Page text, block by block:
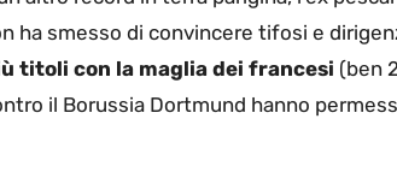
ha smesso di convincere tifosi e
titoli con la maglia dei francesi (ben
il Borussia Dortmund hanno